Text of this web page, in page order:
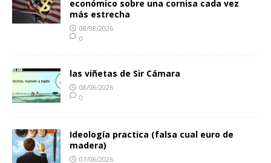
económico sobre una cornisa cada vez
más estrecha
08/08/2026
0
las viñetas de Sir Cámara
08/08/2026
0
Ideología practica (falsa cual euro de
madera)
07/08/2026